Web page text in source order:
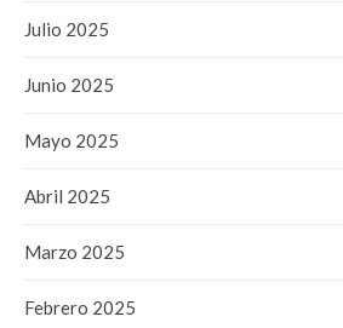
Julio 2025
Junio 2025
Mayo 2025
Abril 2025
Marzo 2025
Febrero 2025